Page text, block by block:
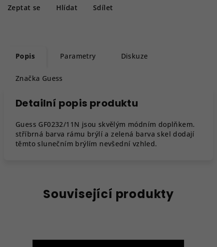
Zeptat se Hlídat Sdílet
Popis Parametry Diskuze
Značka Guess
Detailní popis produktu
Guess GF0232/11N jsou skvělým módním doplňkem.
stříbrná barva rámu brýlí a zelená barva skel dodají
těmto slunečním brýlím nevšední vzhled.
Související produkty